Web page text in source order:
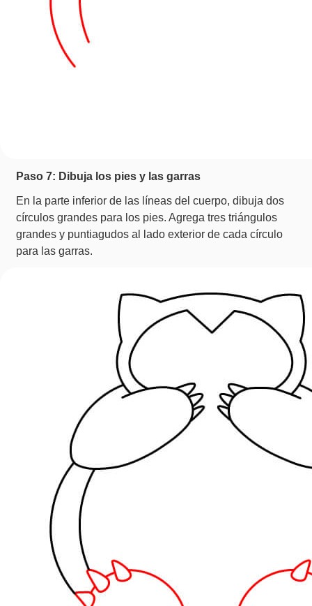
Paso 7: Dibuja los pies y las garras
En la parte inferior de las líneas del cuerpo, dibuja dos
círculos grandes para los pies. Agrega tres triángulos
grandes y puntiagudos al lado exterior de cada círculo
para las garras.